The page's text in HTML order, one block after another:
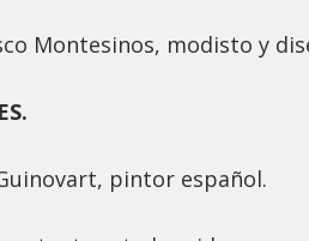
Montesinos, modisto y
pintor español.